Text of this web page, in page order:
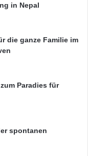
in Nepal
die ganze Familie im
Paradies für
spontanen